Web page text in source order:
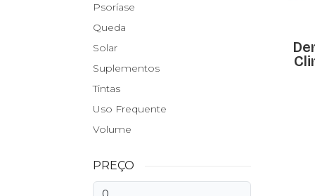
Psoríase
Queda
Solar
Suplementos
Tintas
Uso Frequente
Volume
PREÇO